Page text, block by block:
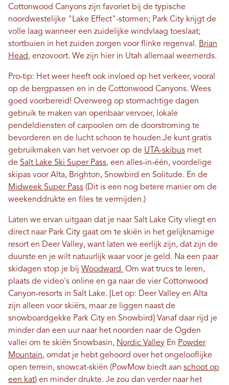
Cottonwood Canyons zijn favoriet bij de typische
noordwestelijke "Lake Effect"-stormen; Park City krijgt de
volle laag wanneer een zuidelijke windvlaag toeslaat;
stortbuien in het zuiden zorgen voor flinke regenval. Brian
Head, enzovoort. We zijn hier in Utah allemaal weernerds.
Pro-tip: Het weer heeft ook invloed op het verkeer, vooral
op de bergpassen en in de Cottonwood Canyons. Wees
goed voorbereid! Overweeg op stormachtige dagen
gebruik te maken van openbaar vervoer, lokale
pendeldiensten of carpoolen om de doorstroming te
bevorderen en de lucht schoon te houden.Je kunt gratis
gebruikmaken van het vervoer op de UTA-skibus met
de Salt Lake Ski Super Pass, een alles-in-één, voordelige
skipas voor Alta, Brighton, Snowbird en Solitude. En de
Midweek Super Pass (Dit is een nog betere manier om de
weekenddrukte en files te vermijden.)
Laten we ervan uitgaan dat je naar Salt Lake City vliegt en
direct naar Park City gaat om te skiën in het gelijknamige
resort en Deer Valley, want laten we eerlijk zijn, dat zijn de
duurste en je wilt natuurlijk waar voor je geld. Na een paar
skidagen stop je bij Woodward
Om wat trucs te leren,
plaats de video's online en ga naar de vier Cottonwood
Canyon-resorts in Salt Lake. [Let op: Deer Valley en Alta
zijn alleen voor skiërs, maar ze liggen naast de
snowboardgekke Park City en Snowbird] Vanaf daar rijd je
minder dan een uur naar het noorden naar de Ogden
vallei om te skiën Snowbasin, Nordic Valley En Powder
Mountain, omdat je hebt gehoord over het ongelooflijke
open terrein, snowcat-skiën (PowMow biedt aan schoot op
een kat) en minder drukte. Je zou dan verder naar het